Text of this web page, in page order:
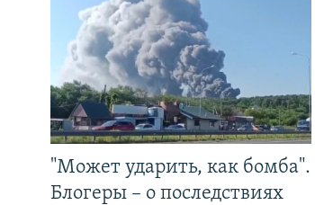
"Может ударить, как бомба".
Блогеры – о последствиях